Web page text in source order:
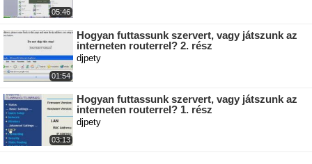
05:46
01:54
Hogyan futtassunk szervert, vagy játszunk az
interneten routerrel? 2. rész
djpety
03:13
Hogyan futtassunk szervert, vagy játszunk az
interneten routerrel? 1. rész
djpety